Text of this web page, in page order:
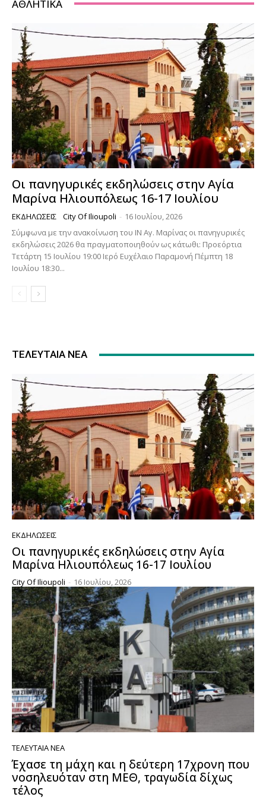
ΑΘΛΗΤΙΚΆ
Οι πανηγυρικές εκδηλώσεις στην Αγία
Μαρίνα Ηλιουπόλεως 16-17 Ιουλίου
ΕΚΔΗΛΏΣΕΙΣ City Of Ilioupoli - 16 Ιουλίου, 2026
Σύμφωνα με την ανακοίνωση του ΙΝ Αγ. Μαρίνας οι πανηγυρικές
εκδηλώσεις 2026 θα πραγματοποιηθούν ως κάτωθι: Προεόρτια
Τετάρτη 15 Ιουλίου 19:00 Ιερό Ευχέλαιο Παραμονή Πέμπτη 18
Ιουλίου 18:30...
ΤΕΛΕΥΤΑΊΑ ΝΈΑ
ΕΚΔΗΛΏΣΕΙΣ
Οι πανηγυρικές εκδηλώσεις στην Αγία
Μαρίνα Ηλιουπόλεως 16-17 Ιουλίου
City Of Ilioupoli - 16 Ιουλίου, 2026
ΤΕΛΕΥΤΑΊΑ ΝΈΑ
Έχασε τη μάχη και η δεύτερη 17χρονη που
νοσηλευόταν στη ΜΕΘ, τραγωδία δίχως
τέλος